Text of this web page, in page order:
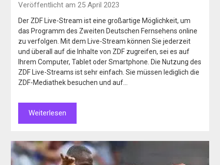
Veröffentlicht am 25 April 2023
Der ZDF Live-Stream ist eine großartige Möglichkeit, um
das Programm des Zweiten Deutschen Fernsehens online
zu verfolgen. Mit dem Live-Stream können Sie jederzeit
und überall auf die Inhalte von ZDF zugreifen, sei es auf
Ihrem Computer, Tablet oder Smartphone. Die Nutzung des
ZDF Live-Streams ist sehr einfach. Sie müssen lediglich die
ZDF-Mediathek besuchen und auf…
Weiterlesen